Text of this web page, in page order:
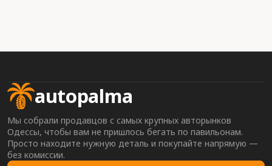
autopalma
Мы собрали продавцов с самых крупных авторынков
Одессы, чтобы вам не пришлось бегать по павильонам.
Просто находите нужную деталь и покупайте напрямую —
без комиссии.